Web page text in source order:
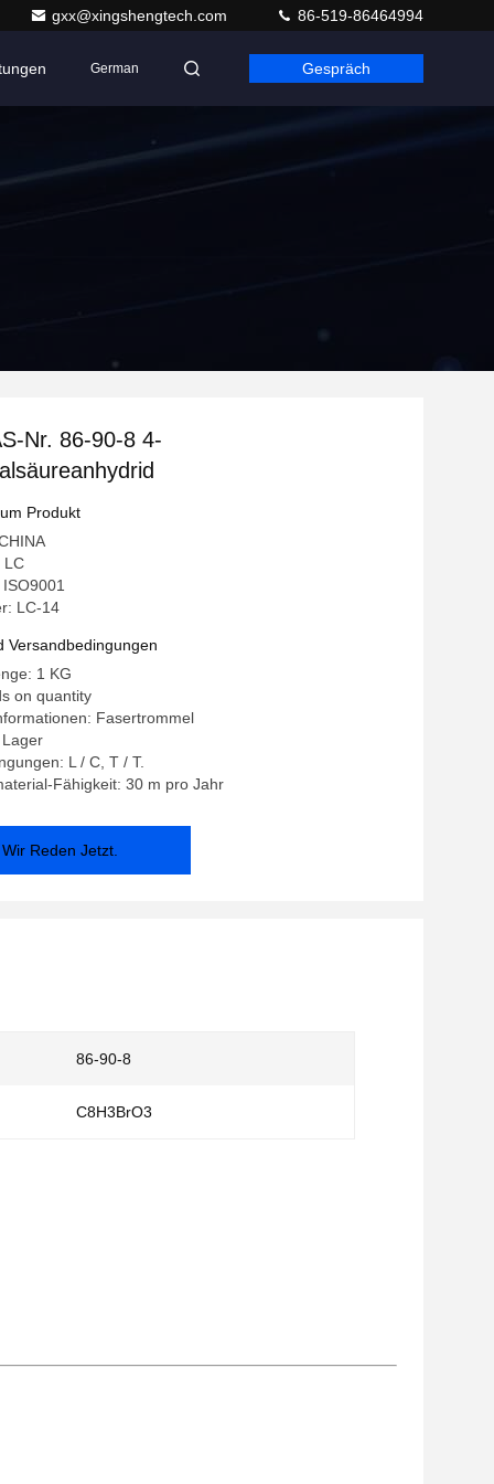
gxx@xingshengtech.com 86-519-86464994
German Gespräch
Nr. 86-90-8 4-
Produkt
LC
LC-14
Versandbedingungen
1 KG
on quantity
Fasertrommel
L / C, T / T.
Fähigkeit: 30 m pro Jahr
Wir Reden Jetzt.
86-90-8
C8H3BrO3